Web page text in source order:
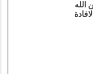
الله